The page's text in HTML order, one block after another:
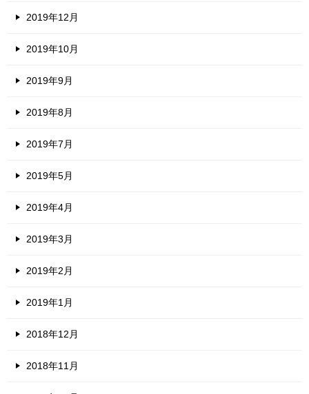
2019年12月
2019年10月
2019年9月
2019年8月
2019年7月
2019年5月
2019年4月
2019年3月
2019年2月
2019年1月
2018年12月
2018年11月